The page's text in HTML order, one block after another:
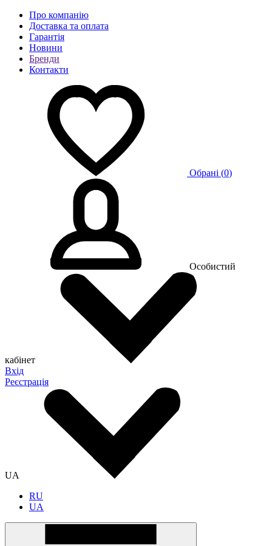
Про компанію
Доставка та оплата
Гарантія
Новини
Бренди
Контакти
Обрані (0)
Особистий
кабінет
Вхід
Реєстрація
UA
RU
UA